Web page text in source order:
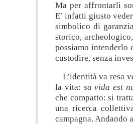
Ma per affrontarli
E’ infatti giusto
simbolico di
storico,
possiamo intenderlo
custodire, senza
L’identità va resa
la vita: sa vida est
che compatto: si
una ricerca
campagna. Andando